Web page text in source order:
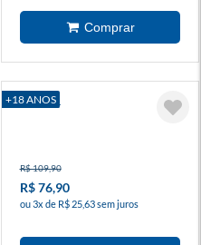
+18 ANOS
Akira 4
R$ 109,90
R$ 76,90
ou 3x de R$ 25,63 sem juros